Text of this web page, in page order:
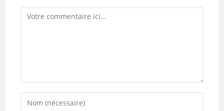
Comment
Enter